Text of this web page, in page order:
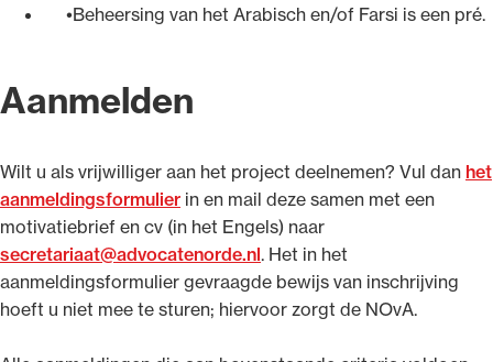
Beheersing van het Arabisch en/of Farsi is een pré.
Aanmelden
Wilt u als vrijwilliger aan het project deelnemen? Vul dan het
aanmeldingsformulier in en mail deze samen met een
motivatiebrief en cv (in het Engels) naar
secretariaat@advocatenorde.nl. Het in het
aanmeldingsformulier gevraagde bewijs van inschrijving
hoeft u niet mee te sturen; hiervoor zorgt de NOvA.